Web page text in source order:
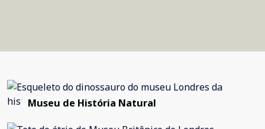
Museu de História Natural